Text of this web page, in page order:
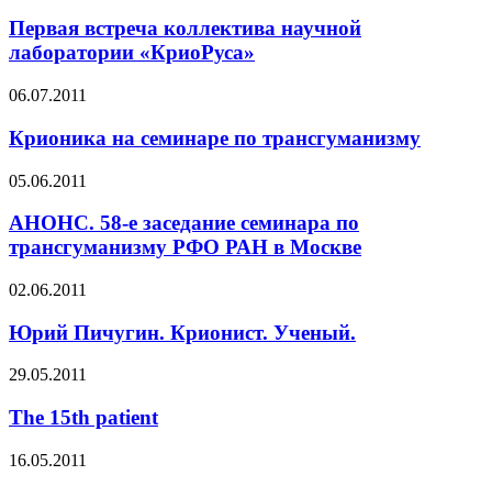
Первая встреча коллектива научной
лаборатории «КриоРуса»
06.07.2011
Крионика на семинаре по трансгуманизму
05.06.2011
АНОНС. 58-е заседание семинара по
трансгуманизму РФО РАН в Москве
02.06.2011
Юрий Пичугин. Крионист. Ученый.
29.05.2011
The 15th patient
16.05.2011